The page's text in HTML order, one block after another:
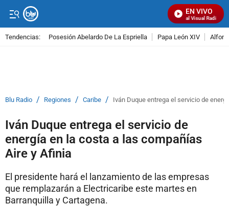
EN VIVO
Señal Visual Radio
Tendencias: Posesión Abelardo De La Espriella Papa León XIV
Blu Radio / Regiones / Caribe / Iván Duque entrega el servicio de
Iván Duque entrega el servicio de
energía en la costa a las compañías
Aire y Afinia
El presidente hará el lanzamiento de las empresas
que remplazarán a Electricaribe este martes en
Barranquilla y Cartagena.